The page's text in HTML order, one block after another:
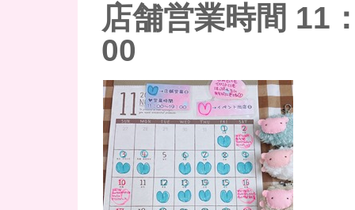
店舗営業時間 11
00